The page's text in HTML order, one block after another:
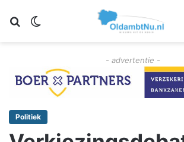
Zoeken
- advertentie -
Politiek